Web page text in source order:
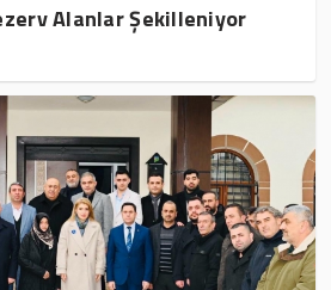
Alanlar Şekilleniyor